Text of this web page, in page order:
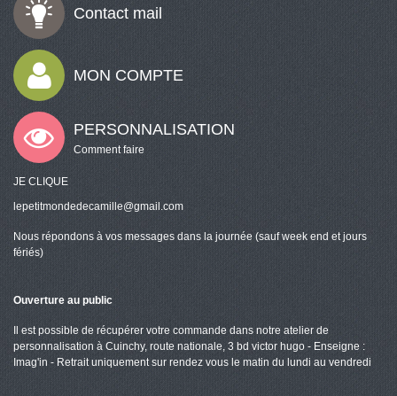
Contact mail
MON COMPTE
PERSONNALISATION
Comment faire
JE CLIQUE
lepetitmondedecamille@gmail.com
Nous répondons à vos messages dans la journée (sauf week end et jours
fériés)
Ouverture au public
Il est possible de récupérer votre commande dans notre atelier de
personnalisation à Cuinchy, route nationale, 3 bd victor hugo - Enseigne :
Imag'in - Retrait uniquement sur rendez vous le matin du lundi au vendredi